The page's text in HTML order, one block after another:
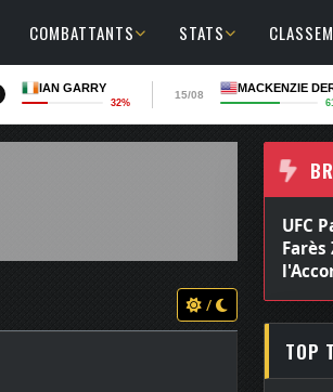
COMBATTANTS STATS
IAN GARRY
32%
15/08
MACKENZIE
/
UFC
TOP